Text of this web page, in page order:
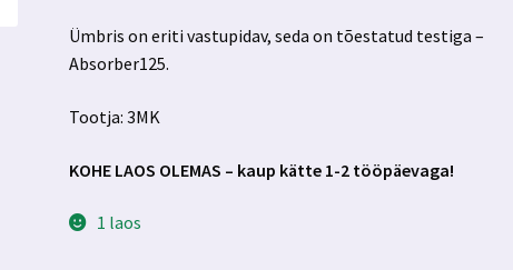
Ümbris on eriti vastupidav, seda on tõestatud testiga –
Absorber125.
Tootja: 3MK
KOHE LAOS OLEMAS – kaup kätte 1-2 tööpäevaga!
1 laos